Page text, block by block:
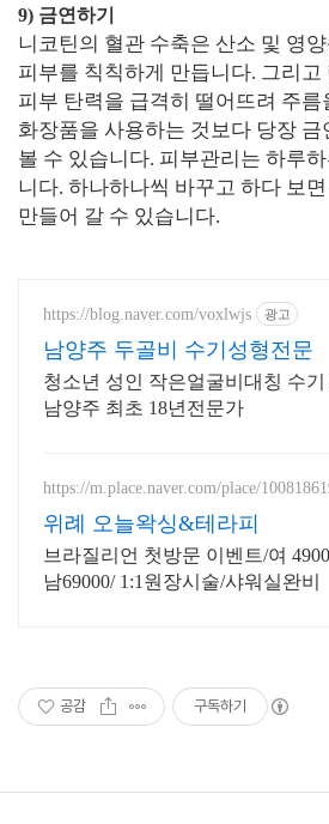
9) 금연하기
니코틴의 혈관 수축은 산소 및 영
피부를 칙칙하게 만듭니다. 그리고
피부 탄력을 급격히 떨어뜨려 주
화장품을 사용하는 것보다 당장
볼 수 있습니다. 피부관리는 하루
니다. 하나하나씩 바꾸고 하다 보
만들어 갈 수 있습니다.
https://blog.naver.com/voxlwjs 광고
남양주 두골비 수기성형전문
청소년 성인 작은얼굴비대칭 수기
남양주 최초 18년전문가
https://m.place.naver.com/place/
위례 오늘왁싱&테라피
브라질리언 첫방문 이벤트/여
남69000/ 1:1원장시술/샤워실완비
공감 구독하기